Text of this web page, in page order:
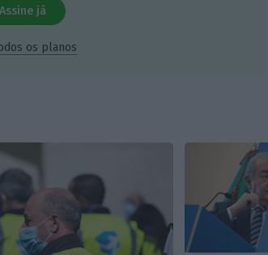
Assine já
os planos